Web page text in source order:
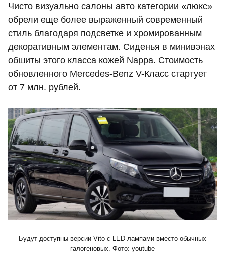
Чисто визуально салоны авто категории «люкс»
обрели еще более выраженный современный
стиль благодаря подсветке и хромированным
декоративным элементам. Сиденья в минивэнах
обшиты этого класса кожей Nappa. Стоимость
обновленного Mercedes-Benz V-Класс стартует
от 7 млн. рублей.
Будут доступны версии Vito с LED-лампами вместо обычных
галогеновых. Фото: youtube